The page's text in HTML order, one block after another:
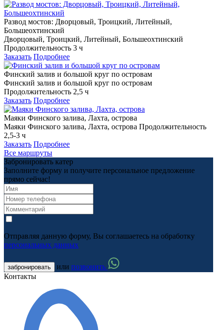
Развод мостов: Дворцовый, Троицкий, Литейный,
Большеохтинский
Дворцовый, Троицкий, Литейный, Большеохтинский
Продолжительность 3 ч
Заказать Подробнее
Финский залив и большой круг по островам
Финский залив и большой круг по островам
Продолжительность 2,5 ч
Заказать Подробнее
Маяки Финского залива, Лахта, острова
Маяки Финского залива, Лахта, острова Продолжительность
2,5-3 ч
Заказать Подробнее
Все маршруты
Забронировать катер
Заполните форму и получите персональное предложение
прямо сейчас!
Отправляя данную форму, Вы соглашаетесь на обработку
персональных данных
забронировать или позвонить
Контакты